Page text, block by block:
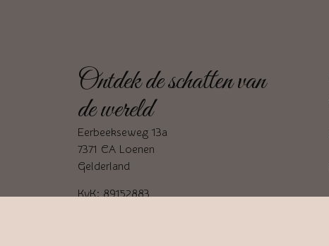
Ontdek de schatten van
de wereld
Eerbeekseweg 13a
7371 CA Loenen
Gelderland
KvK: 89152883